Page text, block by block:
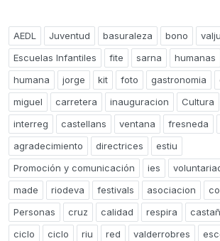
AEDL Juventud basuraleza bono
Escuelas Infantiles
fite sarna humanas
humana
jorge kit foto gastronomia
miguel
carretera inauguracion Cultura
interreg
castellans ventana fresneda
agradecimiento
directrices
estiu
Promoción y comunicación
ies
made
riodeva festivals asociacion
Personas
cruz calidad respira
ciclo
ciclo riu red valderrobres